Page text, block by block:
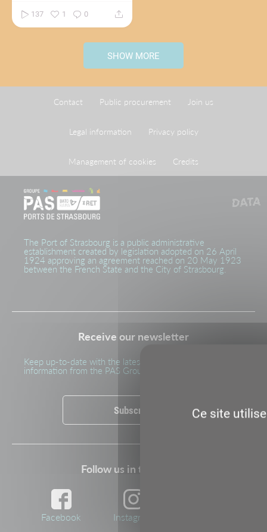
137 1 0
SHOW MORE
Contact Public procurement Join us
Legal information Privacy policy
Management of cookies Credits
The Port of Strasbourg is a public administrative
establishment created by legislation adopted on 26 April
1924 approving an agreement reached on 20 May 1923
between the French State and the City of Strasbourg.
Receive our newsletter
Keep up-to-date with the latest news and important
information from the PAS Group
Subscribe
Follow us in the media
Facebook Instagram
Ce site